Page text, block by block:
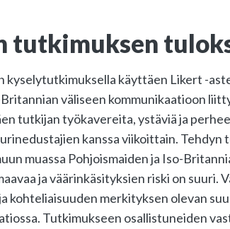
tutkimuksen
käyttäen Likert -
väliseen kommunikaatioon
tutkijan työkavereita, ystäviä ja
kanssa viikoittain. Tehdyn
muassa Pohjoismaiden ja Iso-
ja väärinkäsityksien riski on suuri.
kohteliaisuuden merkityksen olevan
Tutkimukseen osallistuneiden